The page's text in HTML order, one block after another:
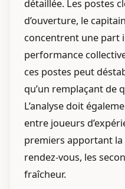
détaillée. Les postes
d’ouverture, le
concentrent une part
performance
ces postes peut
qu’un remplaçant de
L’analyse doit
entre joueurs
premiers apportant
rendez-vous, les
fraîcheur.